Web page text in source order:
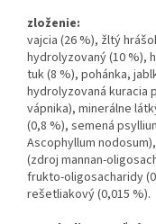
zloženie:
vajcia (26 %), žltý
hydrolyzovaný (10 %),
tuk (8 %), pohánka,
hydrolyzovaná kuracia
vápnika), minerálne
(0,8 %), semená
Ascophyllum
(zdroj mannan-
frukto-oligosacharidy
rešetliakový (0,015 %).